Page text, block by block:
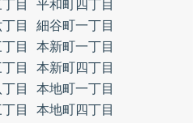
目
平和町四丁目
目
細谷町一丁目
目
本新町一丁目
目
本新町四丁目
目
本地町一丁目
目
本地町四丁目